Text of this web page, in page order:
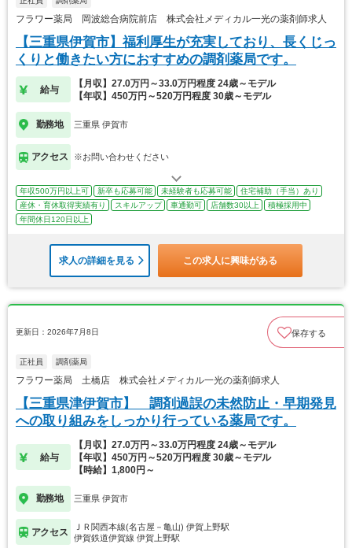
フラワー薬局 岡波総合病院前店 株式会社メディカル一光の薬剤師求人
【三重県伊賀市】福利厚生が充実しており、長くじっ
くりと働きたい方におすすめの調剤薬局です。
給与
【月収】27.0万円～33.0万円程度 24歳～モデル
【年収】450万円～520万円程度 30歳～モデル
勤務地 三重県 伊賀市
アクセス ※お問い合わせください
年収500万円以上可 新卒も応募可能 未経験者も応募可能
住宅補助（手当）あり
産休・育休取得実績有り
スキルアップ 車通勤可 店舗数30以上
積極採用中
年間休日120日以上
求人の詳細を見る この求人に興味がある
更新日：2026年7月8日 保存する
正社員 調剤薬局
フラワー薬局 土橋店 株式会社メディカル一光の薬剤師求人
【三重県津伊賀市】 調剤過誤の未然防止・早期発見
への取り組みをしっかり行っている薬局です。
給与
【月収】27.0万円～33.0万円程度 24歳～モデル
【年収】450万円～520万円程度 30歳～モデル
【時給】1,800円～
勤務地 三重県 伊賀市
アクセス
ＪＲ関西本線(名古屋－亀山) 伊賀上野駅
伊賀鉄道伊賀線 伊賀上野駅